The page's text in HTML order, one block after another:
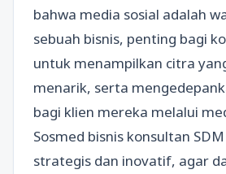
bahwa media sosial adalah
sebuah bisnis, penting bagi
untuk menampilkan citra
menarik, serta
bagi klien mereka melalui
Sosmed bisnis konsultan
strategis dan inovatif, agar